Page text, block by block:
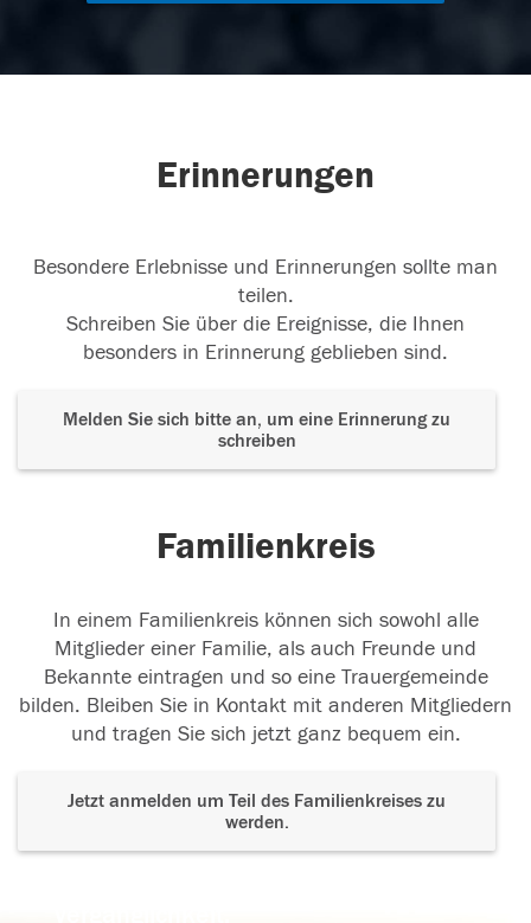
Erinnerungen
Besondere Erlebnisse und Erinnerungen sollte man
teilen.
Schreiben Sie über die Ereignisse, die Ihnen
besonders in Erinnerung geblieben sind.
Melden Sie sich bitte an, um eine Erinnerung zu
schreiben
Familienkreis
In einem Familienkreis können sich sowohl alle
Mitglieder einer Familie, als auch Freunde und
Bekannte eintragen und so eine Trauergemeinde
bilden. Bleiben Sie in Kontakt mit anderen Mitgliedern
und tragen Sie sich jetzt ganz bequem ein.
Jetzt anmelden um Teil des Familienkreises zu
werden.